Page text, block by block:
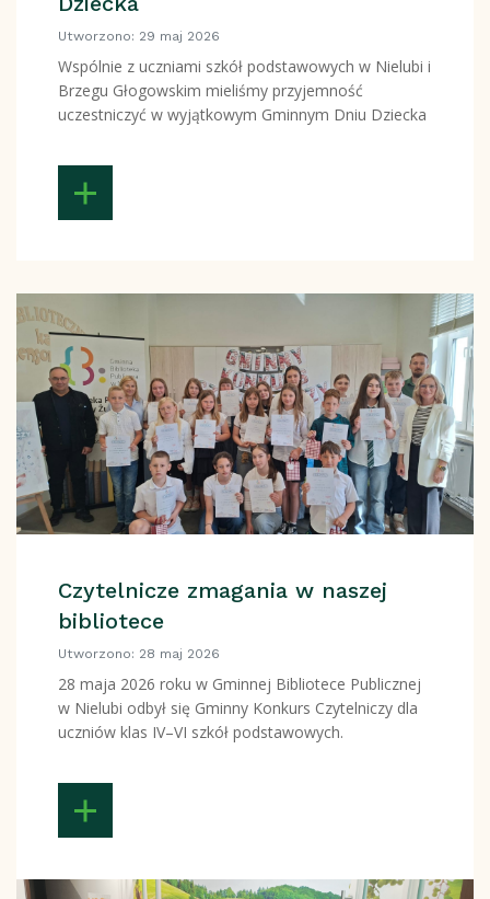
Utworzono: 29 maj 2026
Wspólnie z uczniami szkół podstawowych w Nielubi i
Brzegu Głogowskim mieliśmy przyjemność
uczestniczyć w wyjątkowym Gminnym Dniu Dziecka
Czytelnicze zmagania w naszej
bibliotece
Utworzono: 28 maj 2026
28 maja 2026 roku w Gminnej Bibliotece Publicznej
w Nielubi odbył się Gminny Konkurs Czytelniczy dla
uczniów klas IV–VI szkół podstawowych.